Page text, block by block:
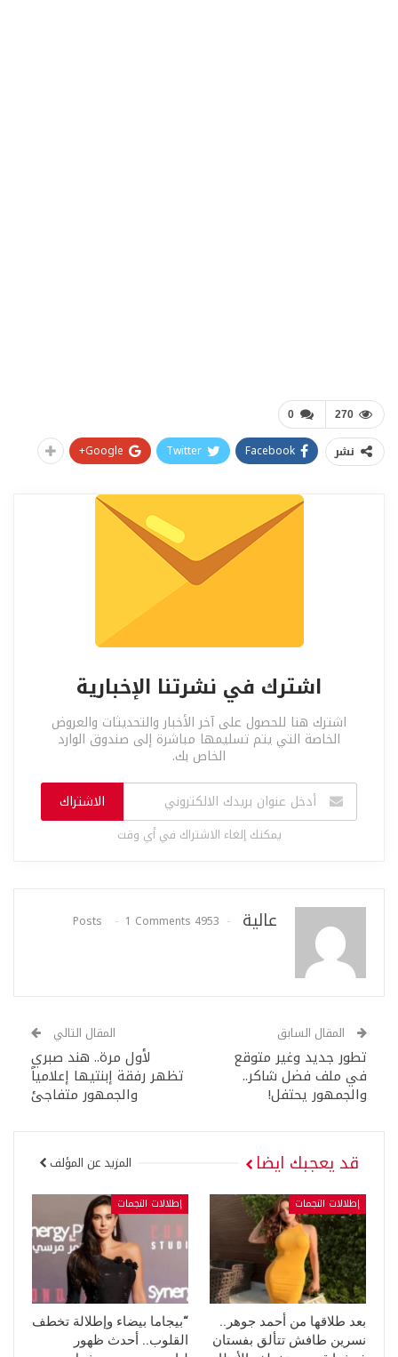
0 270
نشر Facebook
Twitter
Google+
اشترك في نشرتنا الإخبارية
اشترك هنا للحصول على آخر الأخبار والتحديثات والعروض
الخاصة التي يتم تسليمها مباشرة إلى صندوق الوارد
الخاص بك.
الاشتراك
يمكنك إلغاء الاشتراك في أي وقت
عالية 4953 Posts
1 Comments
المقال السابق
تطور جديد وغير متوقع
في ملف فضل شاكر..
والجمهور يحتفل!
المقال التالي
لأول مرة.. هند صبري
تظهر رفقة إبنتيها إعلامياً
والجمهور متفاجئ
قد يعجبك ايضا المزيد عن المؤلف
إطلالات النجمات
بعد طلاقها من أحمد جوهر..
نسرين طافش تتألق بفستان
إطلالات النجمات
“بيجاما بيضاء وإطلالة تخطف
القلوب.. أحدث ظهور